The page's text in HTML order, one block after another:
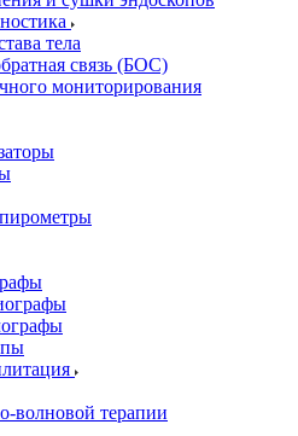
тела
связь (БОС)
мониторирования
волновой терапии